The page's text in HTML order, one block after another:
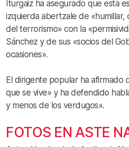
Iturgaiz ha asegurado que esta
izquierda abertzale de «humillar,
del terrorismo» con la
Sánchez y de sus «socios del
ocasiones».
El dirigente popular ha afirmado
que se vive» y ha defendido
y menos de los verdugos».
FOTOS EN ASTE